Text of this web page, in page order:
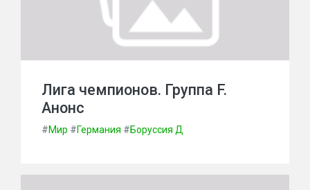
Лига чемпионов. Группа F.
Анонс
#Мир #Германия #Боруссия Д